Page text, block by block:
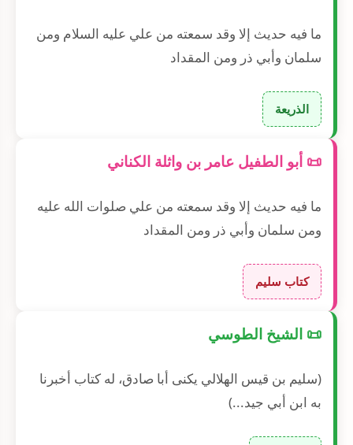
ما فيه حديث إلا وقد سمعته من علي عليه السلام ومن
سلمان وأبي ذر ومن المقداد
الذريعة
📜 أبو الطفيل عامر بن واثلة الكناني
ما فيه حديث إلا وقد سمعته من علي صلوات الله عليه
ومن سلمان وأبي ذر ومن المقداد
كتاب سليم
📜 الشيخ الطوسي
(سليم بن قيس الهلالي يكنى أبا صادق، له كتاب أخبرنا
به ابن أبي جيد...)